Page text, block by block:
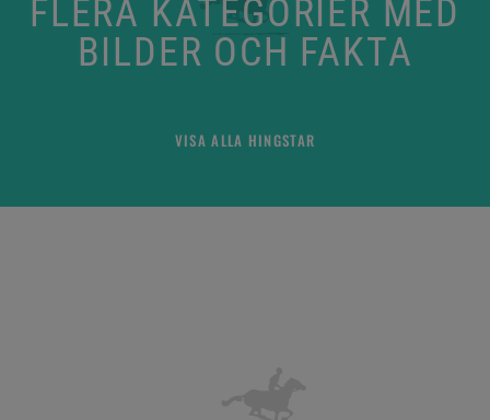
FLERA KATEGORIER MED
BILDER OCH FAKTA
VISA ALLA HINGSTAR